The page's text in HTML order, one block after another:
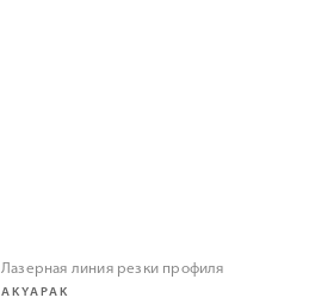
Лазерная линия резки профиля
AKYAPAK